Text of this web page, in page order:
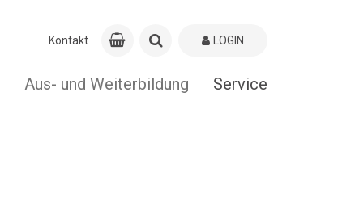
Kontakt LOGIN
Aus- und Weiterbildung Service